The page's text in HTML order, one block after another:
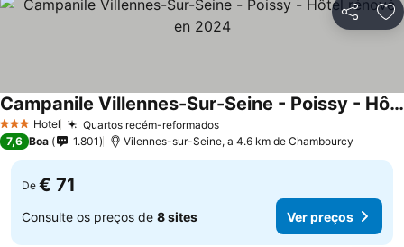
Partilhar
3 EstrelasHotel Quartos recém-reformadosVer preços
Campanile Villennes-Sur-Seine - Poissy - Hôtel rénové en 2024
Ver preços
7,6 Boa 1.801 Vilennes-sur-Seine, a 4.6 km de Chambourcy
De € 71
Consulte os preços de 8 sites Ver preços